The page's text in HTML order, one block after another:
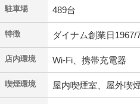
駐車場 489台
特徴 ダイナム創業日
店内環境 Wi-Fi、携帯充電器
喫煙環境 屋内喫煙室、屋外喫